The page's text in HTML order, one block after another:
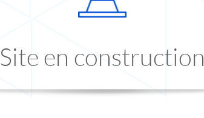
Site en construction